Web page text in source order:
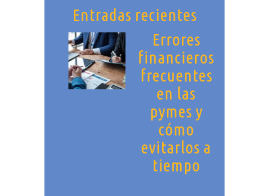
Entradas recientes
Errores
financieros
frecuentes
en las
pymes y
cómo
evitarlos a
tiempo